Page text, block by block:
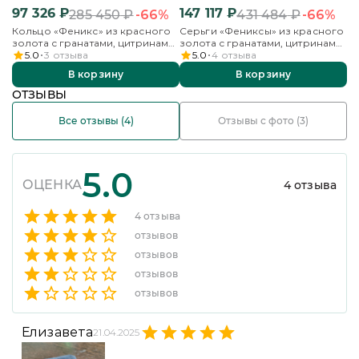
выдачи СДЕК или курьером до двери возможно
оформление заказа с частичным выбором, в этом
случае Вы сможете приобрести не все украшения
своего заказа. Укажите необходимость частичного
выбора в комментарии к заказу.
ПОДРОБНЕЕ
97 326₽285 450₽-66%
Кольцо «Феникс» из красного
золота с гранатами, цитринами
и эмалью
5.0 3 отзыва
В корзину
147 117 ₽431 484₽-66%
Серьги «Фениксы» из красного
золота с гранатами, цитринами
и эмалью
5.0 4 отзыва
В корзину
ОТЗЫВЫ
Все отзывы (4) Отзывы с фото (3)
Елизавета21.04.2025
ОЦЕНКА5.0 4 отзыва
4 отзыва
отзывов
отзывов
отзывов
отзывов